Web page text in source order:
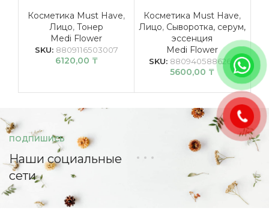
Косметика Must Have,
Лицо, Тонер
Medi Flower
SKU: 8809116503007
6120,00 ₸
Косметика Must Have,
Лицо, Сыворотка, серум,
эссенция
Medi Flower
SKU: 8809405886262
5600,00 ₸
ПОДПИШИСЬ
Наши социальные
сети